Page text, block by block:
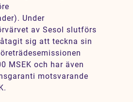
Under
av Sesol slutförs
sig att teckna sin
MSEK och har även
motsvarande